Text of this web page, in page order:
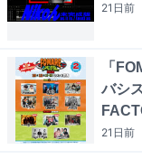
21日前
「
バシ
21日前